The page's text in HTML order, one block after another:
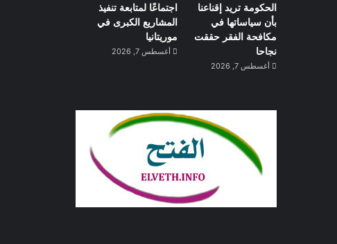
الحكومة تريد إقناعنا
بأن سياساتها في
مكافحة الفقر حققت
نجاحا
أغسطس 7, 2026
اجتماعًا لمتابعة تنفيذ
المشاريع الكبرى في
موريتانيا
أغسطس 7, 2026